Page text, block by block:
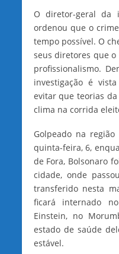
O diretor-geral da
ordenou que o
tempo possível. O
seus diretores que
profissionalismo.
investigação é
evitar que teorias
clima na corrida
Golpeado na
quinta-feira, 6,
de Fora, Bolsonaro
cidade, onde
transferido nesta
ficará internado
Einstein, no
estado de saúde
estável.